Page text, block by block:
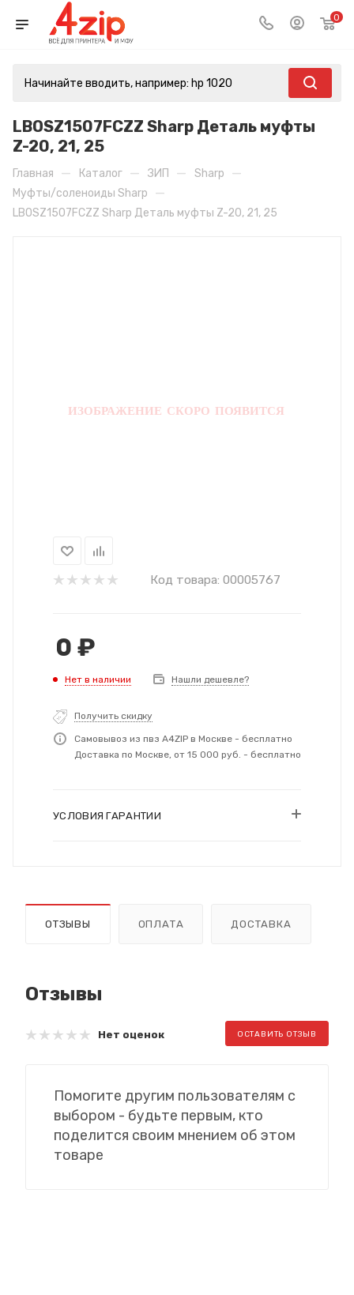
0
LBOSZ1507FCZZ Sharp Деталь муфты
Z-20, 21, 25
Главная — Каталог — ЗИП — Sharp —
Муфты/соленоиды Sharp —
LBOSZ1507FCZZ Sharp Деталь муфты Z-20, 21, 25
Код товара: 00005767
0 ₽
Нет в наличии Нашли дешевле?
Получить скидку
Самовывоз из пвз A4ZIP в Москве - бесплатно
Доставка по Москве, от 15 000 руб. - бесплатно
УСЛОВИЯ ГАРАНТИИ
ОТЗЫВЫ ОПЛАТА ДОСТАВКА
Отзывы
Нет оценок ОСТАВИТЬ ОТЗЫВ
Помогите другим пользователям с
выбором - будьте первым, кто
поделится своим мнением об этом
товаре